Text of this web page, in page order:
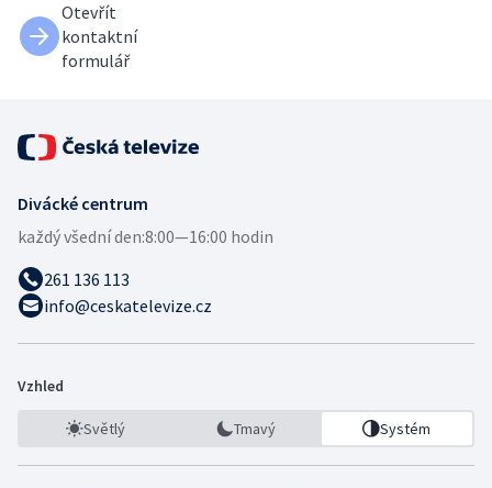
Otevřít
kontaktní
formulář
Divácké centrum
každý všední den:8:00—16:00 hodin
261 136 113
info@ceskatelevize.cz
Vzhled
Světlý Tmavý Systém